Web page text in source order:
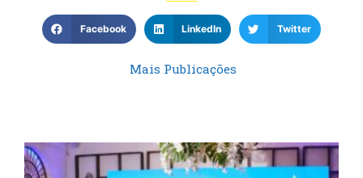
Facebook LinkedIn Twitter
Mais Publicações